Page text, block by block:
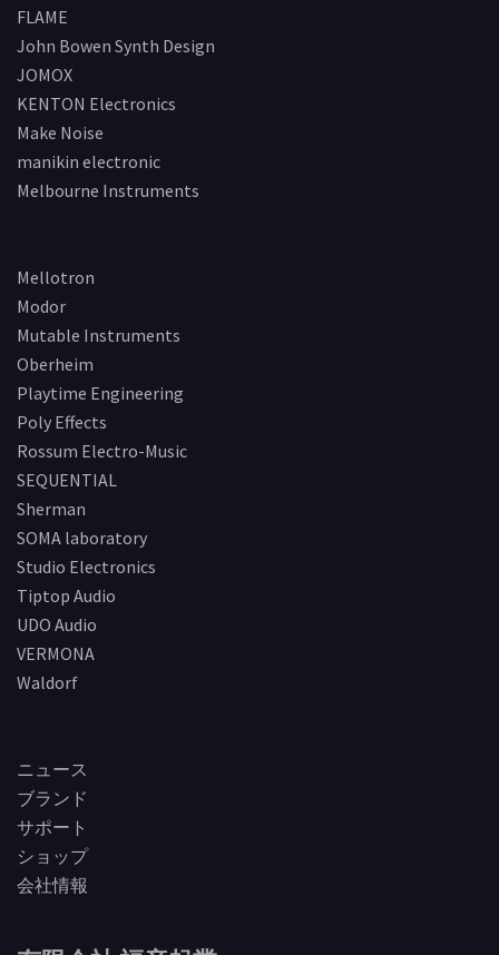
FLAME
John Bowen Synth Design
JOMOX
KENTON Electronics
Make Noise
manikin electronic
Melbourne Instruments
Mellotron
Modor
Mutable Instruments
Oberheim
Playtime Engineering
Poly Effects
Rossum Electro-Music
SEQUENTIAL
Sherman
SOMA laboratory
Studio Electronics
Tiptop Audio
UDO Audio
VERMONA
Waldorf
ニュース
ブランド
サポート
ショップ
会社情報